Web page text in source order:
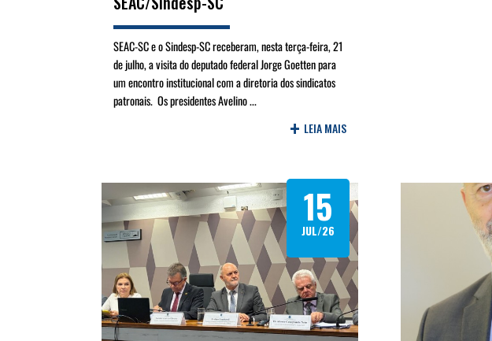
SEAC-SC e o Sindesp-SC receberam, nesta terça-feira, 21
de julho, a visita do deputado federal Jorge Goetten para
um encontro institucional com a diretoria dos sindicatos
patronais. Os presidentes Avelino ...
+ LEIA MAIS
15
JUL/26